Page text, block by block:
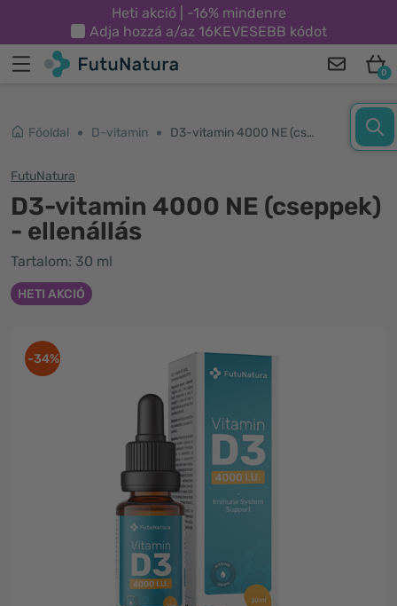
Heti akció | -16% mindenre
Adja hozzá a/az 16KEVESEBB kódot
0
Főoldal D-vitamin D3-vitamin 4000 NE (cseppek) - ellenállás
FutuNatura
D3-vitamin 4000 NE (cseppek)
- ellenállás
Tartalom: 30 ml
HETI AKCIÓ
-34%